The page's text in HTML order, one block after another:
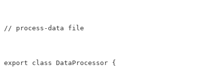
// process-data file
export class DataProcessor {